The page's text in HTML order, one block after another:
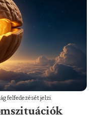
felfedezését jelzi.